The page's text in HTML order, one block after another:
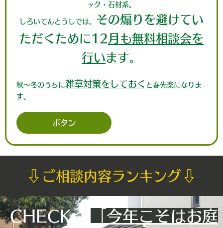
ック・石材系。
しろいてんとうしでは、
その煽りを避けてい
ただくために12 月も無料相談会を
行います。
秋〜冬のうちに雑草対策をしておく と春先楽になりま
す。
ボタン
⇩ ご相談内容ランキング ⇩
CHECK👉
「今年こそはお庭